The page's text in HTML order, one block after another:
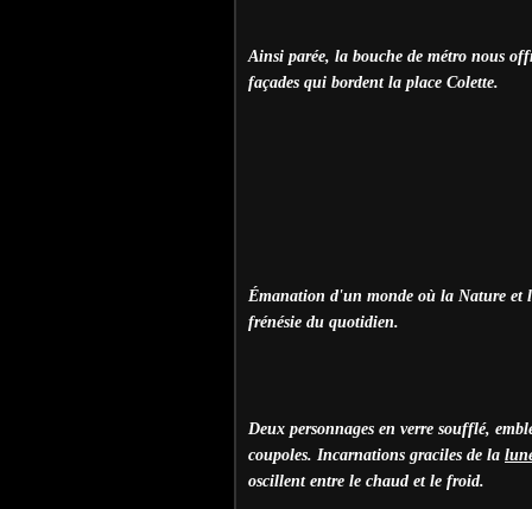
Ainsi parée, la bouche de métro nous
façades qui bordent la place Colette.
Émanation d'un monde où la Nature et
frénésie du quotidien.
Deux personnages en verre soufflé,
coupoles. Incarnations graciles de la
oscillent entre le chaud et le froid.